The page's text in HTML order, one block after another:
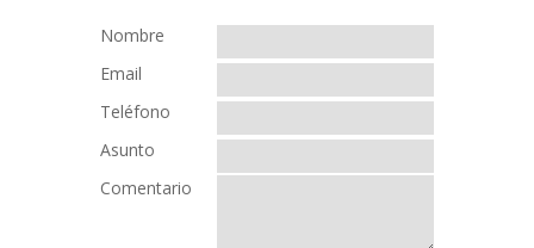
Nombre
Email
Teléfono
Asunto
Comentario